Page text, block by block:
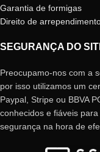
Garantia de formigas
Direito de
SEGURANÇA DO
Preocupamo-nos com a
por isso utilizamos um
Paypal, Stripe ou BBVA
conhecidos e fiáveis
segurança na hora de